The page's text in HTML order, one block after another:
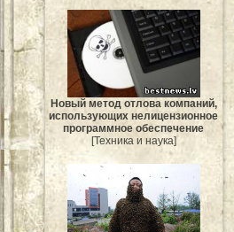
Новый метод отлова компаний,
использующих нелицензионное
программное обеспечение
[Техника и наука]